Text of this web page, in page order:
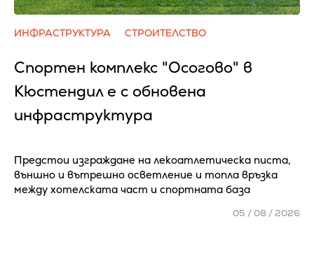
ИНФРАСТРУКТУРА СТРОИТЕЛСТВО
Спортен комплекс "Осогово" в
Кюстендил е с обновена
инфраструктура
Предстои изграждане на лекоатлетическа писта,
външно и вътрешно осветление и топла връзка
между хотелската част и спортната база
05 / 08 / 2026